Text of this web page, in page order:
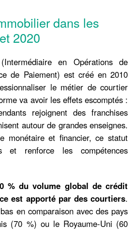
dans les
2020
en Opérations de
de Paiement) est créé en 2010
le métier de courtier
va avoir les effets escomptés :
rejoignent des franchises
autour de grandes enseignes.
monétaire et financier, ce statut
et renforce les compétences
% du volume global de crédit
est apporté par des courtiers.
en comparaison avec des pays
(70 %) ou le Royaume-Uni (60